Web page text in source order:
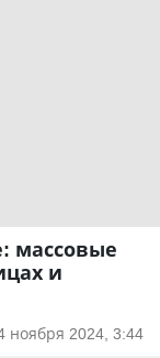
массовые
и
ноября 2024, 3:44